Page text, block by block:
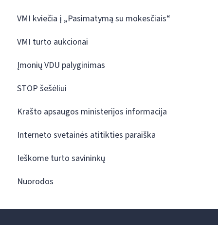
VMI kviečia į „Pasimatymą su mokesčiais“
VMI turto aukcionai
Įmonių VDU palyginimas
STOP šešėliui
Krašto apsaugos ministerijos informacija
Interneto svetainės atitikties paraiška
Ieškome turto savininkų
Nuorodos